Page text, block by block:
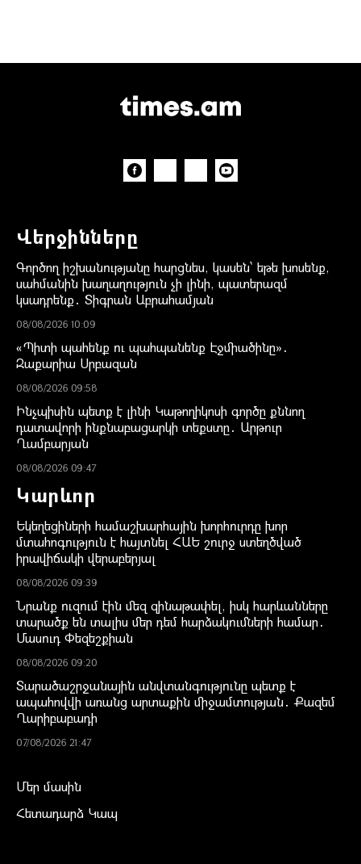
Վերջինները
Գործող իշխանությանը հարցնես, կասեն՝ եթե խոսենք,
սահմանին խաղաղություն չի լինի, պատերազմ
կսադրենք․ Տիգրան Աբրահամյան
08/08/2026 10:09
«Պիտի պահենք ու պահպանենք Էջմիածինը»․
Զաքարիա Սրբազան
08/08/2026 09:58
Ինչպիսին պետք է լինի Կաթողիկոսի գործը քննող
դատավորի ինքնաբացարկի տեքստը․ Արթուր
Ղամբարյան
08/08/2026 09:47
Կարևոր
Եկեղեցիների համաշխարհային խորհուրդը խոր
մտահոգություն է հայտնել ՀԱԵ շուրջ ստեղծված
իրավիճակի վերաբերյալ
08/08/2026 09:39
Նրանք ուզում էին մեզ զինաթափել, իսկ հարևանները
տարածք են տալիս մեր դեմ հարձակումների համար․
Մասուդ Փեզեշքիան
08/08/2026 09:20
Տարածաշրջանային անվտանգությունը պետք է
ապահովվի առանց արտաքին միջամտության․ Քազեմ
Ղարիբաբադի
07/08/2026 21:47
Մեր մասին
Հետադարձ Կապ